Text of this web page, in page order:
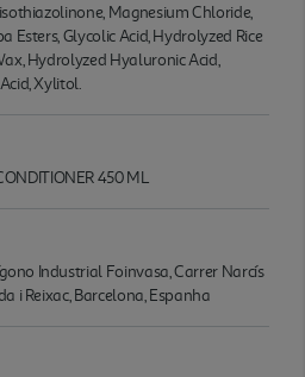
Magnesium Chloride,
Esters, Glycolic Acid, Hydrolyzed Rice
Hydrolyzed Hyaluronic Acid,
Xylitol.
450 ML
Industrial Foinvasa, Carrer Narcís
i Reixac, Barcelona, Espanha